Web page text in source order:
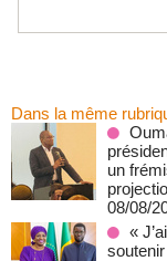
Dans la même
un
08/08/
«